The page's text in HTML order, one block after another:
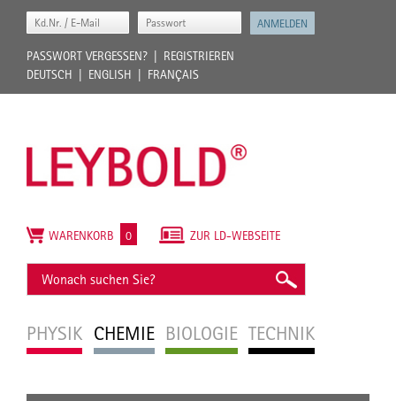
PASSWORT VERGESSEN?
REGISTRIEREN
DEUTSCH
ENGLISH FRANÇAIS
PHYSIK CHEMIE BIOLOGIE TECHNIK
ZUR LD-WEBSEITE
WARENKORB 0